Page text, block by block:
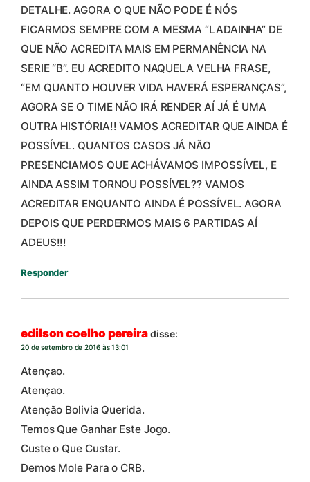
DETALHE. AGORA O QUE NÃO PODE É NÓS
FICARMOS SEMPRE COM A MESMA “LADAINHA” DE
QUE NÃO ACREDITA MAIS EM PERMANÊNCIA NA
SERIE “B”. EU ACREDITO NAQUELA VELHA FRASE,
“EM QUANTO HOUVER VIDA HAVERÁ ESPERANÇAS”,
AGORA SE O TIME NÃO IRÁ RENDER AÍ JÁ É UMA
OUTRA HISTÓRIA!! VAMOS ACREDITAR QUE AINDA É
POSSÍVEL. QUANTOS CASOS JÁ NÃO
PRESENCIAMOS QUE ACHÁVAMOS IMPOSSÍVEL, E
AINDA ASSIM TORNOU POSSÍVEL?? VAMOS
ACREDITAR ENQUANTO AINDA É POSSÍVEL. AGORA
DEPOIS QUE PERDERMOS MAIS 6 PARTIDAS AÍ
ADEUS!!!
Responder
edilson coelho pereiradisse:
20 de setembro de 2016 às 13:01
Atençao.
Atençao.
Atenção Bolivia Querida.
Temos Que Ganhar Este Jogo.
Custe o Que Custar.
Demos Mole Para o CRB.